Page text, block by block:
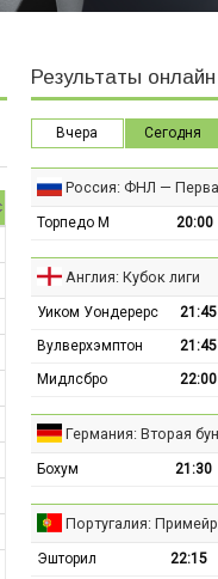
Результаты онлайн
Вчера Сегодня
Россия: ФНЛ —
Торпедо М 20:00
Англия: Кубок лиги
Уиком Уондерерс 21:45
Вулверхэмптон
21:45
Мидлсбро
22:00
Германия: Вторая
Бохум 21:30
Португалия:
Эшторил 22:15